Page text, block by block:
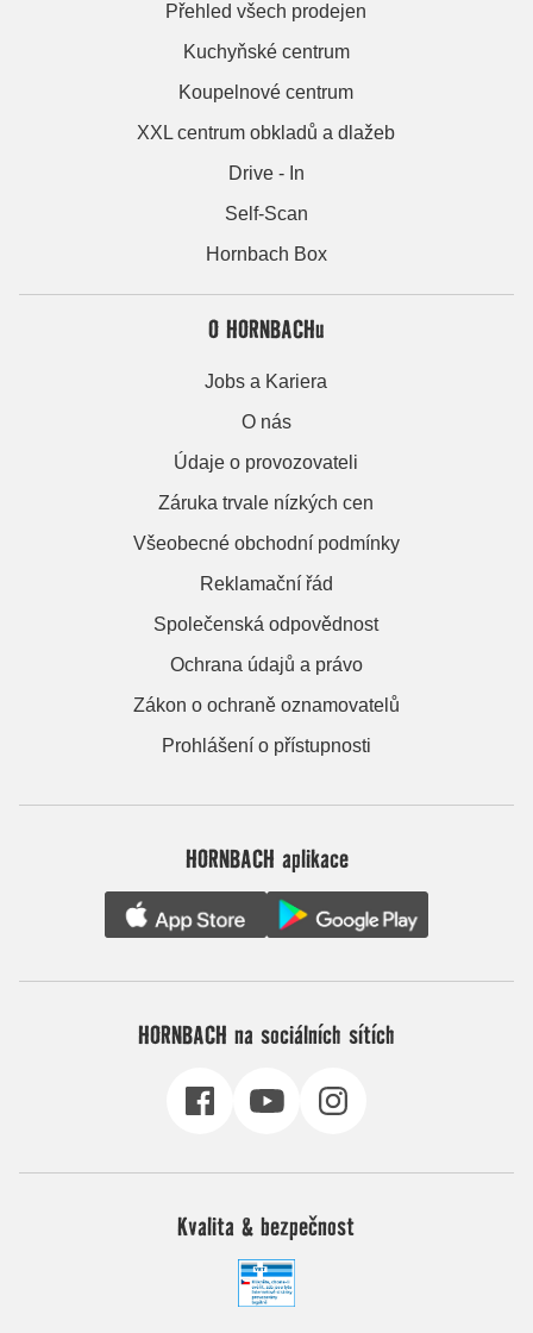
Přehled všech prodejen
Kuchyňské centrum
Koupelnové centrum
XXL centrum obkladů a dlažeb
Drive - In
Self-Scan
Hornbach Box
O HORNBACHu
Jobs a Kariera
O nás
Údaje o provozovateli
Záruka trvale nízkých cen
Všeobecné obchodní podmínky
Reklamační řád
Společenská odpovědnost
Ochrana údajů a právo
Zákon o ochraně oznamovatelů
Prohlášení o přístupnosti
HORNBACH aplikace
HORNBACH na sociálních sítích
Kvalita & bezpečnost